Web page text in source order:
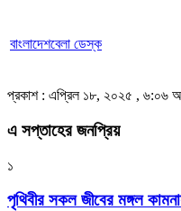
বাংলাদেশবেলা ডেস্ক
প্রকাশ : এপ্রিল ১৮, ২০২৫ , ৬:০৬
এ সপ্তাহের জনপ্রিয়
১
পৃথিবীর সকল জীবের মঙ্গল